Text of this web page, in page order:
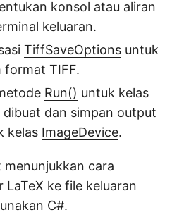
konsol atau aliran
keluaran.
TiffSaveOptions untuk
format TIFF.
Run() untuk kelas
dibuat dan simpan output
kelas ImageDevice.
cara
ke file keluaran
C#.